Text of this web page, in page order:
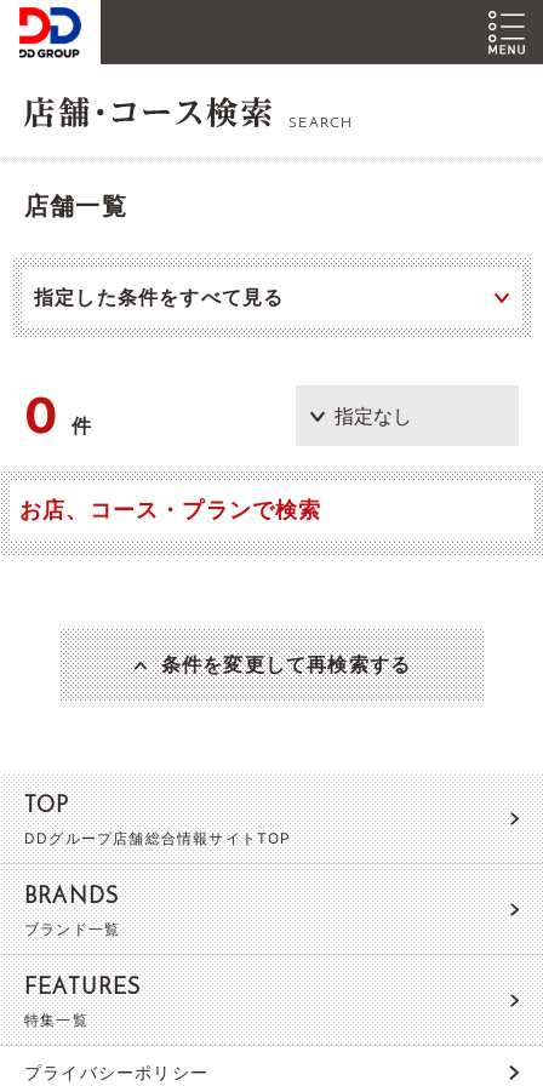
SEARCH
店舗一覧
指定した条件をすべて見る
0件
お店、コース・プランで検索
条件を変更して再検索する
TOP
DDグループ店舗総合情報サイトTOP
BRANDS
ブランド一覧
FEATURES
特集一覧
プライバシーポリシー